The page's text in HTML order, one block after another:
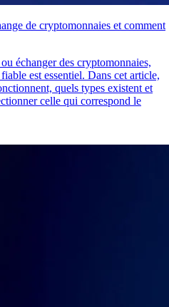
de cryptomonnaies et comment
échanger des cryptomonnaies,
est essentiel. Dans cet article,
quels types existent et
celle qui correspond le